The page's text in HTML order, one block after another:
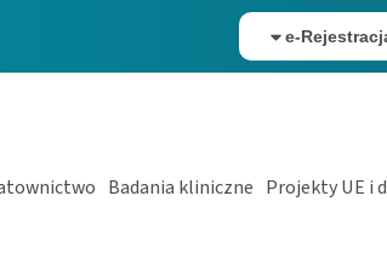
e-
Badania kliniczne Projekty UE i